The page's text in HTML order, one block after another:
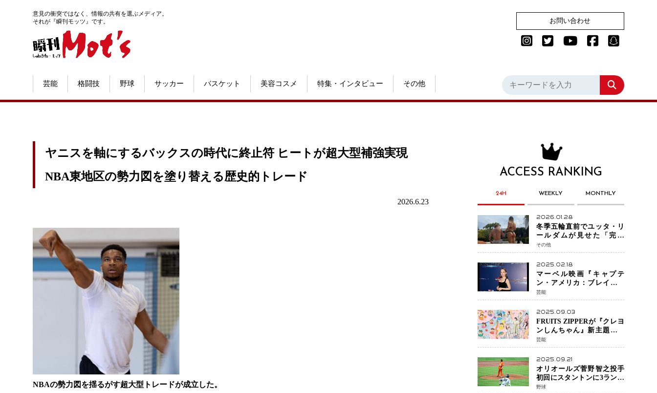
意見の衝突ではなく、情報の共有を選ぶメディア。
それが『瞬刊モッツ』です。
お問い合わせ
芸能 格闘技 野球 サッカー バスケット 美容コスメ 特集・インタビュー その他
ヤニスを軸にするバックスの時代に終止符 ヒートが超大型補強実現
NBA東地区の勢力図を塗り替える歴史的トレード
2026.6.23
NBAの勢力図を揺るがす超大型トレードが成立した。
ACCESS RANKING
24H WEEKLY MONTHLY
2026.01.28
冬季五輪直前でユッタ・リ
ールダムが見せた「完成
形」転倒と涙を越えて─ミラ
ノで金を狙うオランダ女王
の現在地
その他
2025.02.18
マーベル映画『キャプテ
ン・アメリカ：ブレイブ・
ニュー・ワールド』 新ブラ
ック・ウィドウ役のシラ・
ハースとは！？
芸能
2025.09.03
FRUITS ZIPPERが『クレヨ
ンしんちゃん』新主題歌を
担当
芸能
2025.09.21
オリオールズ菅野智之投手
初回にスタントンに3ラン被
弾 3回6安打4失点で降板
野球